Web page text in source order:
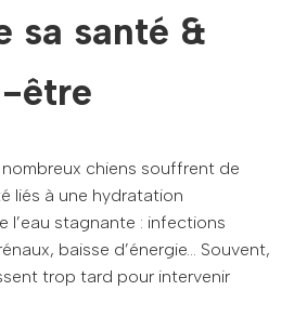
sa santé &
être
chiens souffrent de
liés à une hydratation
l’eau stagnante : infections
baisse d’énergie… Souvent,
trop tard pour intervenir